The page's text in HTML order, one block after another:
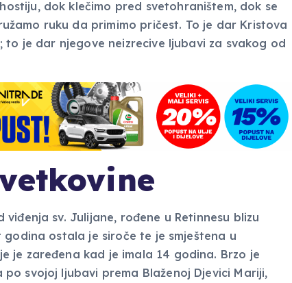
dok klečimo pred svetohraništem, dok se
ruku da primimo pričest. To je dar Kristova
je dar njegove neizrecive ljubavi za svakog od
sv. Julijane, rođene u Retinnesu blizu
ostala je siroče te je smještena u
je zaređena kad je imala 14 godina. Brzo je
svojoj ljubavi prema Blaženoj Djevici Mariji,